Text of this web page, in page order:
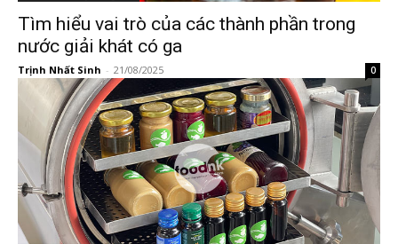
Tìm hiểu vai trò của các thành phần trong
nước giải khát có ga
Trịnh Nhất Sinh - 21/08/2025 0